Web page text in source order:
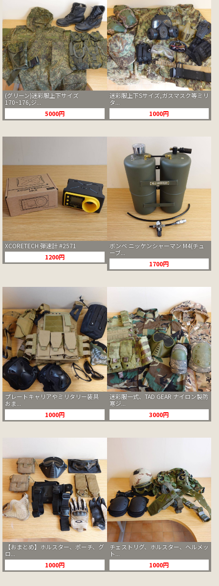
(グリーン)迷彩服上下サイズ
170~176,ジ...
5000円
迷彩服上下Sサイズ,ガスマスク等ミリ
タ...
1000円
XCORETECH 弾速計 #2571
1200円
ボンベ ニッケンシャーマン M4(チュ
ーブ...
1700円
プレートキャリアやミリタリー装具
おま...
1000円
迷彩服一式、TAD GEAR ナイロン製防
寒ジ...
3000円
【おまとめ】ホルスター、ポーチ、グ
ロ...
1000円
チェストリグ、ホルスター、ヘルメッ
ト...
1000円